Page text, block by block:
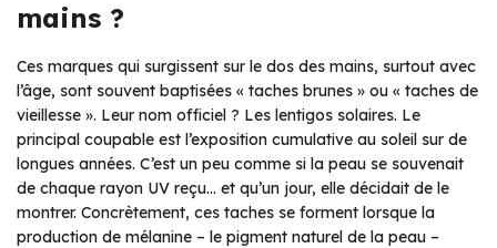
mains ?
Ces marques qui surgissent sur le dos des mains, surtout avec
l’âge, sont souvent baptisées « taches brunes » ou « taches de
vieillesse ». Leur nom officiel ? Les lentigos solaires. Le
principal coupable est l’exposition cumulative au soleil sur de
longues années. C’est un peu comme si la peau se souvenait
de chaque rayon UV reçu… et qu’un jour, elle décidait de le
montrer. Concrètement, ces taches se forment lorsque la
production de mélanine – le pigment naturel de la peau –